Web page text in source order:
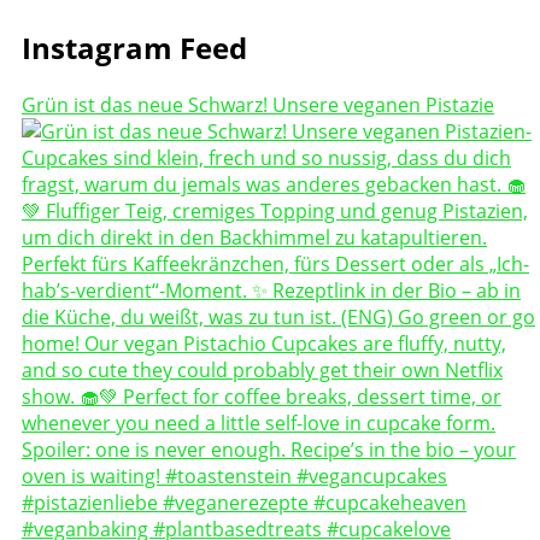
Instagram Feed
Grün ist das neue Schwarz! Unsere veganen Pistazie